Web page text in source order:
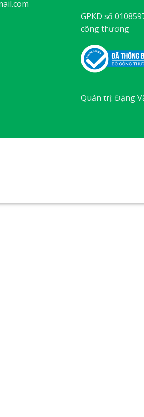
GPKD số
công thương
Quản trị: Đặng